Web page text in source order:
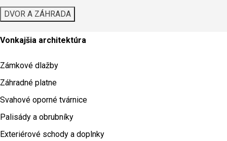
DVOR A ZÁHRADA
Vonkajšia architektúra
Zámkové dlažby
Záhradné platne
Svahové oporné tvárnice
Palisády a obrubníky
Exteriérové schody a doplnky